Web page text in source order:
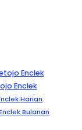
Enclek
Enclek
Harian
Bulanan